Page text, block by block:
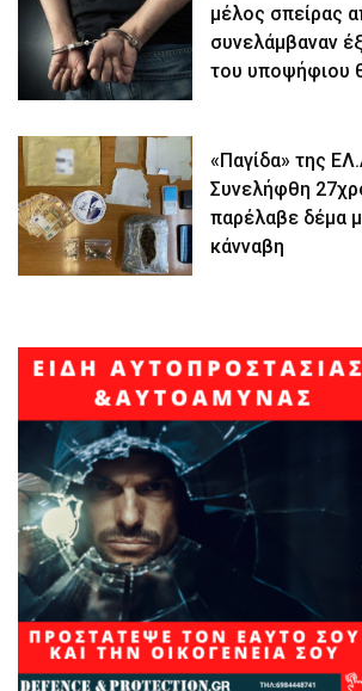
μέλος σπείρας
συνελάμβαναν
του υποψήφιου
«Παγίδα» της
Συνελήφθη
παρέλαβε δέμα
κάνναβη